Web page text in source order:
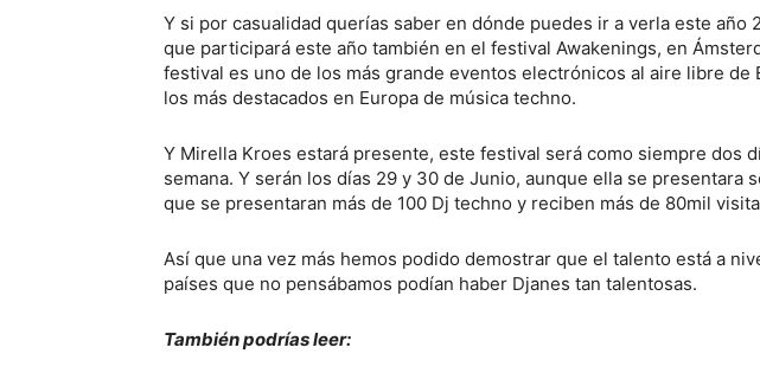
Y si por casualidad querías saber en dónde puedes ir a verla este año
que participará este año también en el festival Awakenings, en
festival es uno de los más grande eventos electrónicos al aire libre de
los más destacados en Europa de música techno.
Y Mirella Kroes estará presente, este festival será como siempre dos
semana. Y serán los días 29 y 30 de Junio, aunque ella se presentara
que se presentaran más de 100 Dj techno y reciben más de 80mil
Así que una vez más hemos podido demostrar que el talento está a
países que no pensábamos podían haber Djanes tan talentosas.
También podrías leer: